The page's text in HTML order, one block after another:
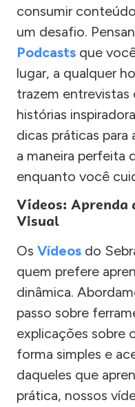
consumir
um desafio.
Podcasts que
lugar, a qualquer
trazem entrevistas
histórias
dicas práticas para
a maneira perfeita
enquanto você
Vídeos: Aprenda
Visual
Os Vídeos do
quem prefere
dinâmica.
passo sobre
explicações sobre
forma simples e
daqueles que
prática, nossos